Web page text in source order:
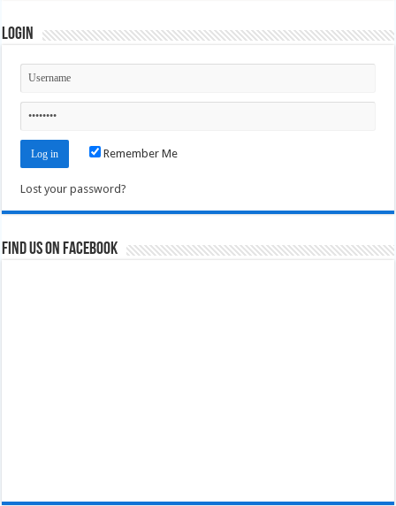
Login
Remember Me
Lost your password?
Find us on Facebook